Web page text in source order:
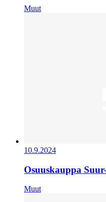
Muut
10.9.2024
Osuuskauppa
Muut